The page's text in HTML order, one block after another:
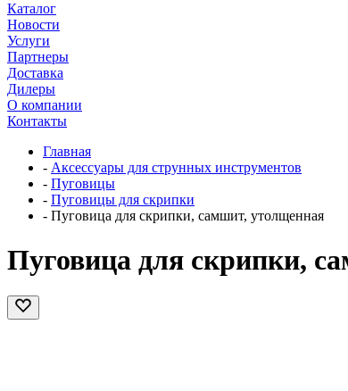
Каталог
Новости
Услуги
Партнеры
Доставка
Дилеры
О компании
Контакты
Главная
- Аксессуары для струнных инструментов
- Пуговицы
- Пуговицы для скрипки
- Пуговица для скрипки, самшит, утолщенная
Пуговица для скрипки,